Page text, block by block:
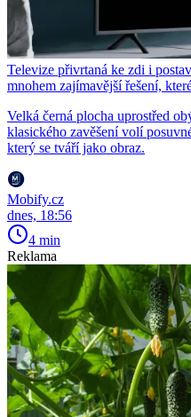
Televize přivrtaná ke zdi i
mnohem zajímavější řešení,
Velká černá plocha uprostřed
klasického zavěšení volí
který se tváří jako obraz.
Mobify.cz
dnes, 18:56
4 min
Reklama